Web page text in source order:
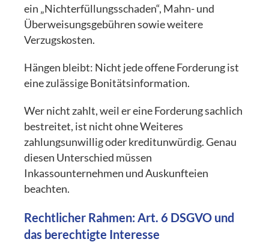
ein „Nichterfüllungsschaden“, Mahn- und
Überweisungsgebühren sowie weitere
Verzugskosten.
Hängen bleibt: Nicht jede offene Forderung ist
eine zulässige Bonitätsinformation.
Wer nicht zahlt, weil er eine Forderung sachlich
bestreitet, ist nicht ohne Weiteres
zahlungsunwillig oder kreditunwürdig. Genau
diesen Unterschied müssen
Inkassounternehmen und Auskunfteien
beachten.
Rechtlicher Rahmen: Art. 6 DSGVO und
das berechtigte Interesse